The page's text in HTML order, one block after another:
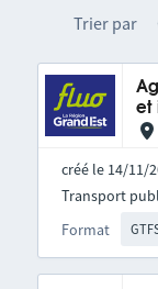
Trier par
et
créé le 14/11/
Format
Transport